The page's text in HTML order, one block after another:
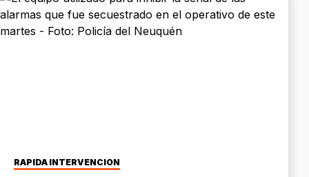
RÁPIDA INTERVENCIÓN